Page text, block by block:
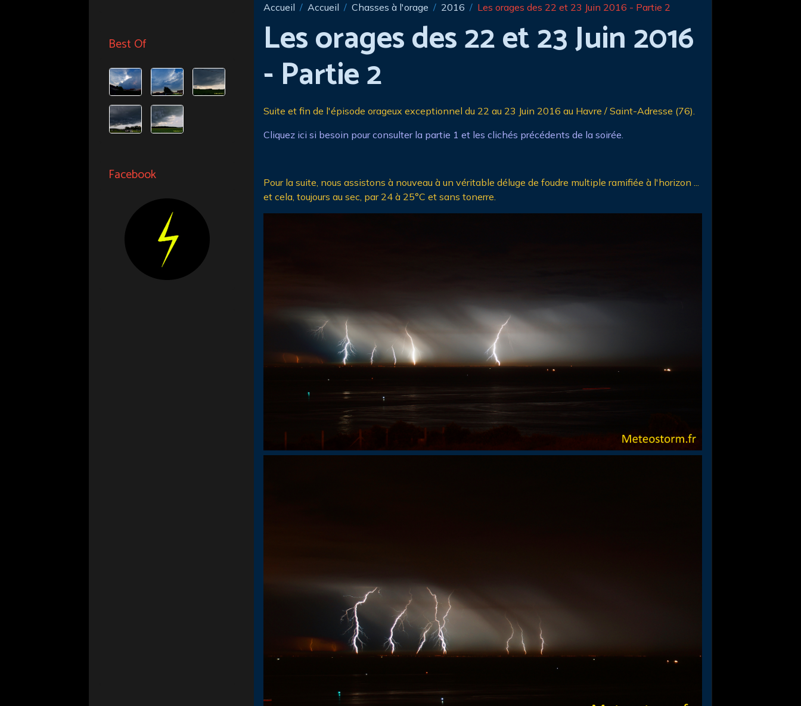
Accueil Accueil Chasses à l'orage 2016 Les orages des 22 et 23 Juin 2016 - Partie 2
Les orages des 22 et 23 Juin 2016
- Partie 2
Suite et fin de l'épisode orageux exceptionnel du 22 au 23 Juin 2016 au Havre / Saint-Adresse (76).
Cliquez ici si besoin pour consulter la partie 1 et les clichés précédents de la soirée.
Pour la suite, nous assistons à nouveau à un véritable déluge de foudre multiple ramifiée à l'horizon ...
et cela, toujours au sec, par 24 à 25°C et sans tonerre.
Best Of
Facebook